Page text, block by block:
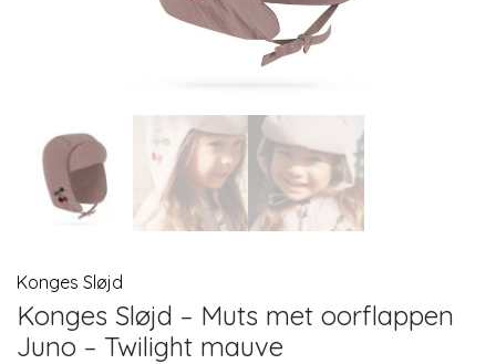
Konges Sløjd
Konges Sløjd – Muts met oorflappen
Juno – Twilight mauve